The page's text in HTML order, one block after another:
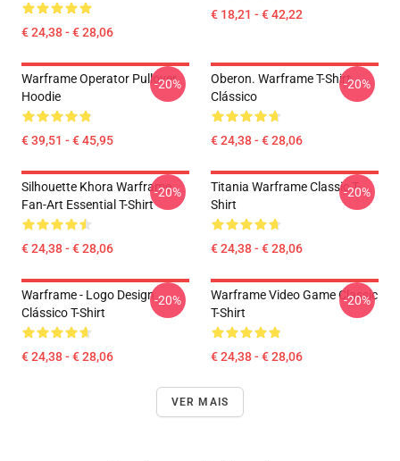
€ 24,38 - € 28,06
€ 18,21 - € 42,22
Warframe Operator Pullover
Hoodie
€ 39,51 - € 45,95
-20%
Oberon. Warframe T-Shirt
Clássico
€ 24,38 - € 28,06
-20%
Silhouette Khora Warframe
Fan-Art Essential T-Shirt
€ 24,38 - € 28,06
-20%
Titania Warframe Classic T-
Shirt
€ 24,38 - € 28,06
-20%
Warframe - Logo Design
Clássico T-Shirt
€ 24,38 - € 28,06
-20%
Warframe Video Game Classic
T-Shirt
€ 24,38 - € 28,06
-20%
VER MAIS